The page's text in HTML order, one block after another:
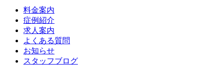
料金案内
症例紹介
求人案内
よくある質問
お知らせ
スタッフブログ